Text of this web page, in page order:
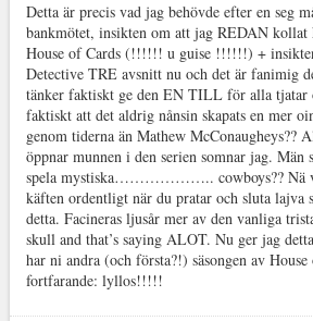
Detta är precis vad jag behövde efter en seg
bankmötet, insikten om att jag REDAN kollat
House of Cards (!!!!!! u guise !!!!!!) +
Detective TRE avsnitt nu och det är fanimig
tänker faktiskt ge den EN TILL för alla tjatar
faktiskt att det aldrig nånsin skapats en mer
genom tiderna än Mathew McConaugheys??
öppnar munnen i den serien somnar jag. Män
spela mystiska……………….. cowboys?? Nä
käften ordentligt när du pratar och sluta lajva
detta. Facineras ljusår mer av den vanliga
skull and that’s saying ALOT. Nu ger jag
har ni andra (och första?!) säsongen av
fortfarande: lyllos!!!!!